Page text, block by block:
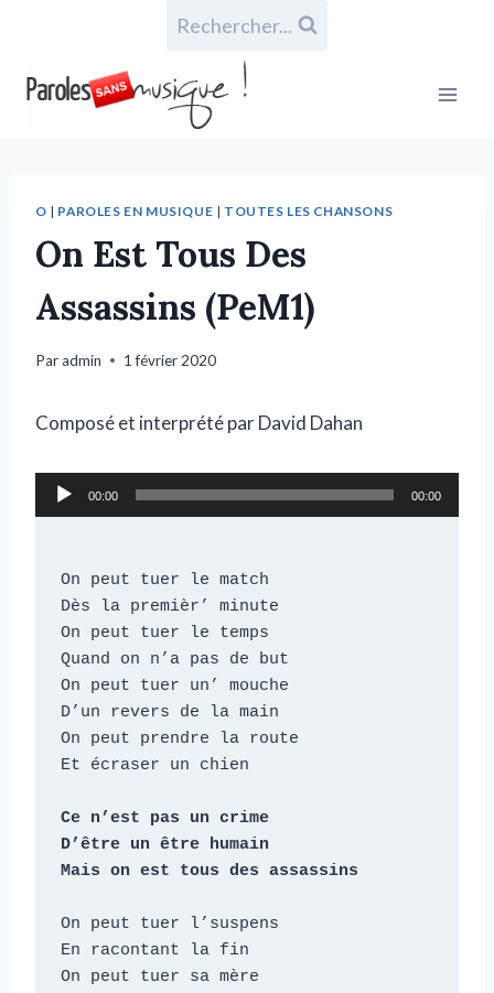
Rechercher...
O | PAROLES EN MUSIQUE | TOUTES LES CHANSONS
On Est Tous Des
Assassins (PeM1)
Paradmin 1 février 2020
Composé et interprété par David Dahan
e
00:00 00:00
On peut tuer le match
Dès la premièr’ minute
On peut tuer le temps
Quand on n’a pas de but
On peut tuer un’ mouche
D’un revers de la main
On peut prendre la route
Et écraser un chien
Ce n’est pas un crime
D’être un être humain
Mais on est tous des assassins
On peut tuer l’suspens
En racontant la fin
On peut tuer sa mère